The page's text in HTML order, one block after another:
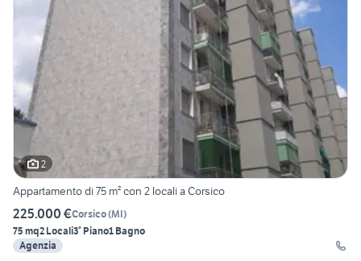
2
Appartamento di 75 m² con 2 locali a Corsico
225.000 €Corsico(MI)
75 mq2 Locali3° Piano1 Bagno
Agenzia